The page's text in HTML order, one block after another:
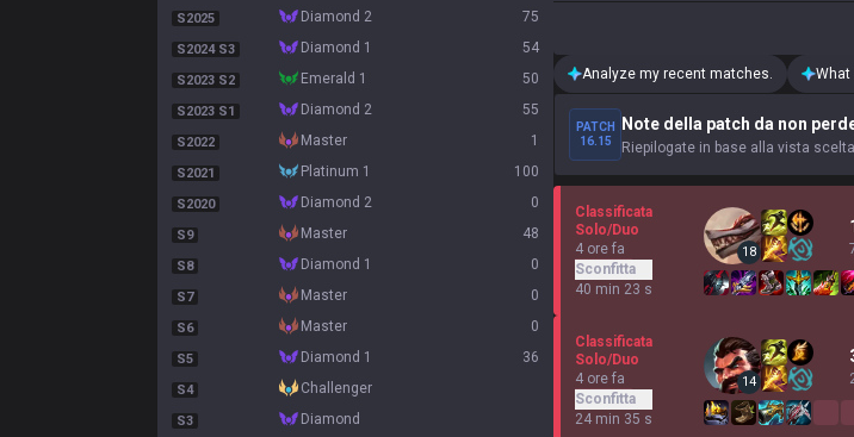
S2025 diamond 2 75
S2024 S3 diamond 1 54
S2023 S2 emerald 1 50
S2023 S1 diamond 2 55
S2022 master 1
S2021 platinum 1 100
S2020 diamond 2 0
S9 master 48
S8 diamond 1 0
S7 master 0
S6 master 0
S5 diamond 1 36
S4 challenger
S3 diamond
Analyze my recent matches. What
PATCH
16.15
Note della patch da non
Riepilogate in base alla vista
Classificata
Solo/Duo
4 ore fa
Sconfitta
40 min 23 s
18
Classificata
Solo/Duo
4 ore fa
Sconfitta
24 min 35 s
14